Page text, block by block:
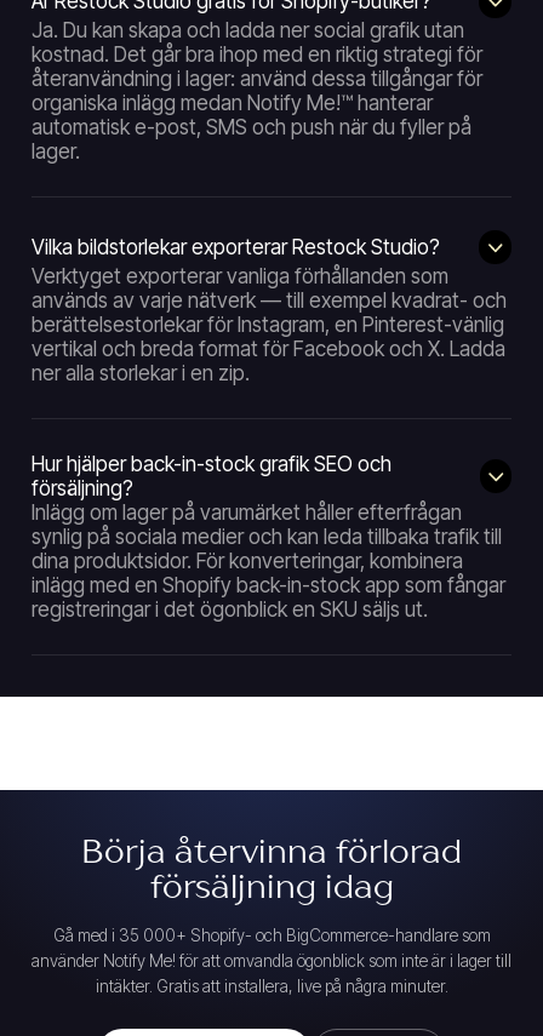
Ja. Du kan skapa och ladda ner social grafik utan
kostnad. Det går bra ihop med en riktig strategi för
återanvändning i lager: använd dessa tillgångar för
organiska inlägg medan Notify Me!™ hanterar
automatisk e-post, SMS och push när du fyller på
lager.
Vilka bildstorlekar exporterar Restock Studio?
Verktyget exporterar vanliga förhållanden som
används av varje nätverk — till exempel kvadrat- och
berättelsestorlekar för Instagram, en Pinterest-vänlig
vertikal och breda format för Facebook och X. Ladda
ner alla storlekar i en zip.
Hur hjälper back-in-stock grafik SEO och
försäljning?
Inlägg om lager på varumärket håller efterfrågan
synlig på sociala medier och kan leda tillbaka trafik till
dina produktsidor. För konverteringar, kombinera
inlägg med en Shopify back-in-stock app som fångar
registreringar i det ögonblick en SKU säljs ut.
Börja återvinna förlorad
försäljning idag
Gå med i 35 000+ Shopify- och BigCommerce-handlare som
använder Notify Me! för att omvandla ögonblick som inte är i lager till
intäkter. Gratis att installera, live på några minuter.